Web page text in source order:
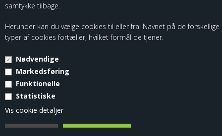
samtykke tilbage.
Herunder kan du vælge cookies til eller fra. Navnet på de forskellige
typer af cookies fortæller, hvilket formål de tjener.
Nødvendige
Markedsføring
Funktionelle
Statistiske
Vis cookie detaljer
© Copyright 2026 - Kloch Group ApS - CVR. 45355799.